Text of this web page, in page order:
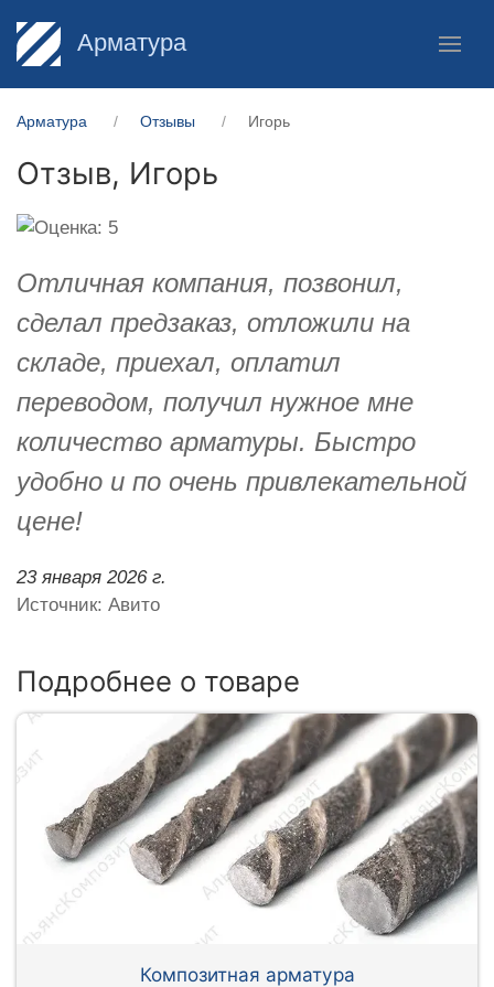
Арматура
Арматура Отзывы Игорь
Отзыв, Игорь
Отличная компания, позвонил,
сделал предзаказ, отложили на
складе, приехал, оплатил
переводом, получил нужное мне
количество арматуры. Быстро
удобно и по очень привлекательной
цене!
23 января 2026 г.
Источник: Авито
Подробнее о товаре
Композитная арматура